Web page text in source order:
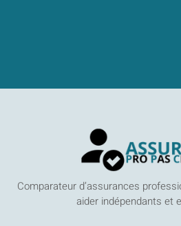
Comparateur d’assurances
aider indépendants et